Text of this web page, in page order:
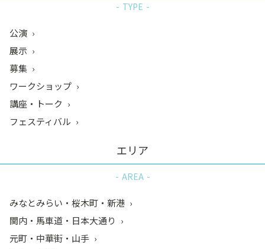
TYPE
公演
展示
募集
ワークショップ
講座・トーク
フェスティバル
エリア
AREA
みなとみらい・桜木町・新港
関内・馬車道・日本大通り
元町・中華街・山手